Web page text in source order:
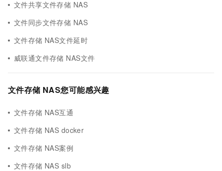
文件共享文件存储 NAS
文件同步文件存储 NAS
文件存储 NAS文件延时
威联通文件存储 NAS文件
文件存储 NAS您可能感兴趣
文件存储 NAS互通
文件存储 NAS docker
文件存储 NAS案例
文件存储 NAS slb